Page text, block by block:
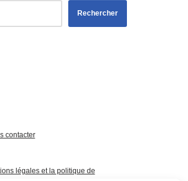
Rechercher
contacter
légales et la politique de